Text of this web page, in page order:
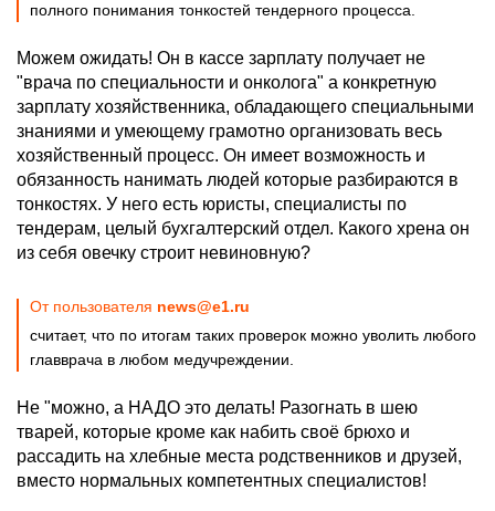
полного понимания тонкостей тендерного процесса.
Можем ожидать! Он в кассе зарплату получает не
"врача по специальности и онколога" а конкретную
зарплату хозяйственника, обладающего специальными
знаниями и умеющему грамотно организовать весь
хозяйственный процесс. Он имеет возможность и
обязанность нанимать людей которые разбираются в
тонкостях. У него есть юристы, специалисты по
тендерам, целый бухгалтерский отдел. Какого хрена он
из себя овечку строит невиновную?
От пользователя news@e1.ru
считает, что по итогам таких проверок можно уволить любого
главврача в любом медучреждении.
Не "можно, а НАДО это делать! Разогнать в шею
тварей, которые кроме как набить своё брюхо и
рассадить на хлебные места родственников и друзей,
вместо нормальных компетентных специалистов!